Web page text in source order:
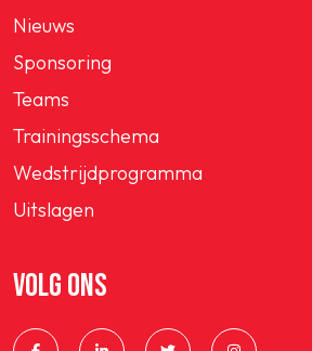
Nieuws
Sponsoring
Teams
Trainingsschema
Wedstrijdprogramma
Uitslagen
VOLG ONS